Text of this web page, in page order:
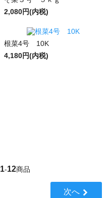
2,080円(内税)
根菜4号 10K
4,180円(内税)
1-12商品
次へ